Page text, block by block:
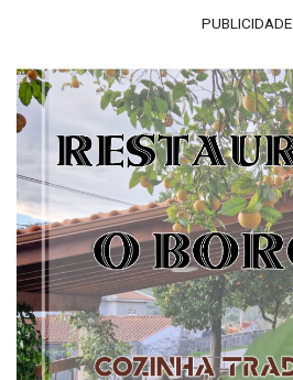
PUBLICIDADE